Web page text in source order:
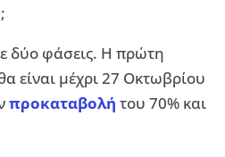
δύο φάσεις. Η πρώτη
είναι μέχρι 27 Οκτωβρίου
προκαταβολή του 70% και